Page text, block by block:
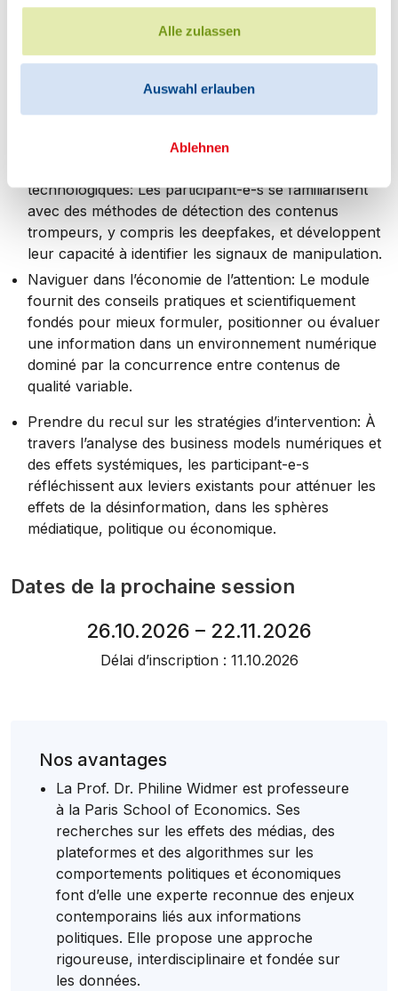
Alle zulassen
Auswahl erlauben
Ablehnen
Analyser les incitations économiques à produire des
fake news: Le module permet de décrypter les
que la publicité en ligne), ainsi que les logiques
politiques ou stratégiques sous-jacentes à la
technologiques: Les participant-e-s se familiarisent
avec des méthodes de détection des contenus
trompeurs, y compris les deepfakes, et développent
leur capacité à identifier les signaux de manipulation.
Naviguer dans l’économie de l’attention: Le module
fournit des conseils pratiques et scientifiquement
fondés pour mieux formuler, positionner ou évaluer
une information dans un environnement numérique
dominé par la concurrence entre contenus de
qualité variable.
Prendre du recul sur les stratégies d’intervention: À
travers l’analyse des business models numériques et
des effets systémiques, les participant-e-s
réfléchissent aux leviers existants pour atténuer les
effets de la désinformation, dans les sphères
médiatique, politique ou économique.
Dates de la prochaine session
26.10.2026 – 22.11.2026
Délai d’inscription : 11.10.2026
Nos avantages
La Prof. Dr. Philine Widmer est professeure
à la Paris School of Economics. Ses
recherches sur les effets des médias, des
plateformes et des algorithmes sur les
comportements politiques et économiques
font d’elle une experte reconnue des enjeux
contemporains liés aux informations
politiques. Elle propose une approche
rigoureuse, interdisciplinaire et fondée sur
les données.